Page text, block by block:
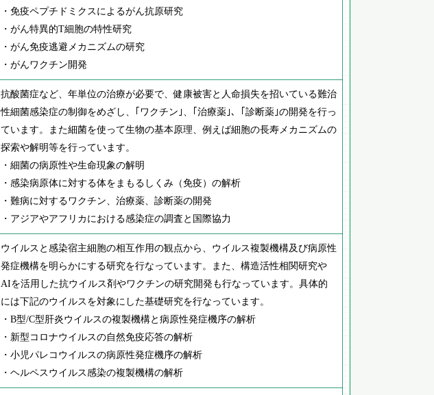
・免疫ペプチドミクスによるがん抗原研究
・がん特異的T細胞の特性研究
・がん免疫逃避メカニズムの研究
・がんワクチン開発
抗酸菌症など、年単位の治療が必要で、健康被害と人命損失を招いている難治
性細菌感染症の制御をめざし、｢ワクチン｣、｢治療薬｣、｢診断薬｣の開発を行っ
ています。また細菌を使って生物の基本原理、例えば細胞の長寿メカニズムの
探索や解明等を行っています。
・細菌の病原性や生命現象の解明
・感染病原体に対する体をまもるしくみ（免疫）の解析
・難病に対するワクチン、治療薬、診断薬の開発
・アジアやアフリカにおける感染症の調査と国際協力
ウイルスと感染宿主細胞の相互作用の観点から、ウイルス複製機構及び病原性
発症機構を明らかにする研究を行なっています。また、構造活性相関研究や
AIを活用した抗ウイルス剤やワクチンの研究開発も行なっています。具体的
には下記のウイルスを対象にした基礎研究を行なっています。
・B型/C型肝炎ウイルスの複製機構と病原性発症機序の解析
・新型コロナウイルスの自然免疫応答の解析
・小児パレコウイルスの病原性発症機序の解析
・ヘルペスウイルス感染の複製機構の解析